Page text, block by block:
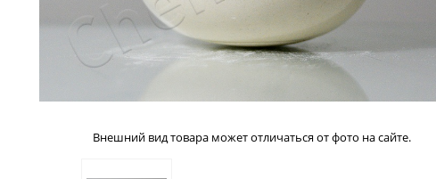
Внешний вид товара может отличаться от фото на сайте.